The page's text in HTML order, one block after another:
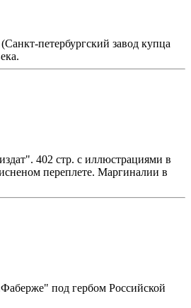
петербургский завод купца
402 стр. с иллюстрациями в
переплете. Маргиналии в
под гербом Российской